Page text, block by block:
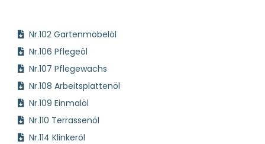
Nr.102 Gartenmöbelöl
Nr.106 Pflegeöl
Nr.107 Pflegewachs
Nr.108 Arbeitsplattenöl
Nr.109 Einmalöl
Nr.110 Terrassenöl
Nr.114 Klinkeröl